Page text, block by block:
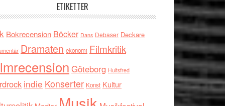
ETIKETTER
Bokrecension Böcker Dans Debaser Deckare
Dramaten ekonomi Filmkritik
Göteborg Hultsfred
indie Konserter Konst Kultur